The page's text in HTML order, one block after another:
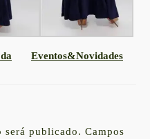
Eventos&Novidades
será publicado. Campos